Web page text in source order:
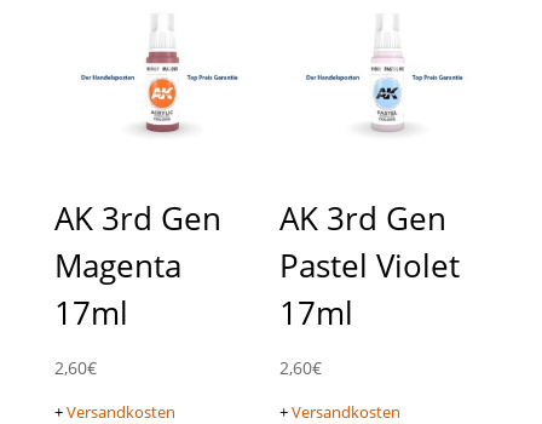
AK 3rd Gen
Magenta
17ml
2,60€
+Versandkosten
AK 3rd Gen
Pastel Violet
17ml
2,60€
+Versandkosten